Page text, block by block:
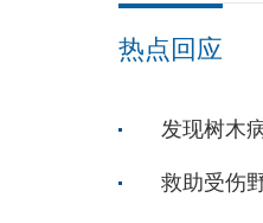
热点回应
发现树木
救助受伤